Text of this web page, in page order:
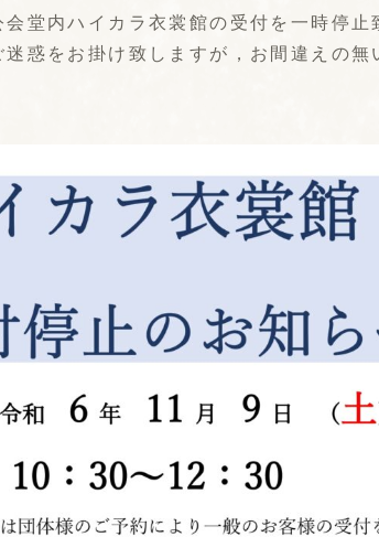
堂内ハイカラ衣裳館の受付を一時停止
惑をお掛け致しますが，お間違えの無